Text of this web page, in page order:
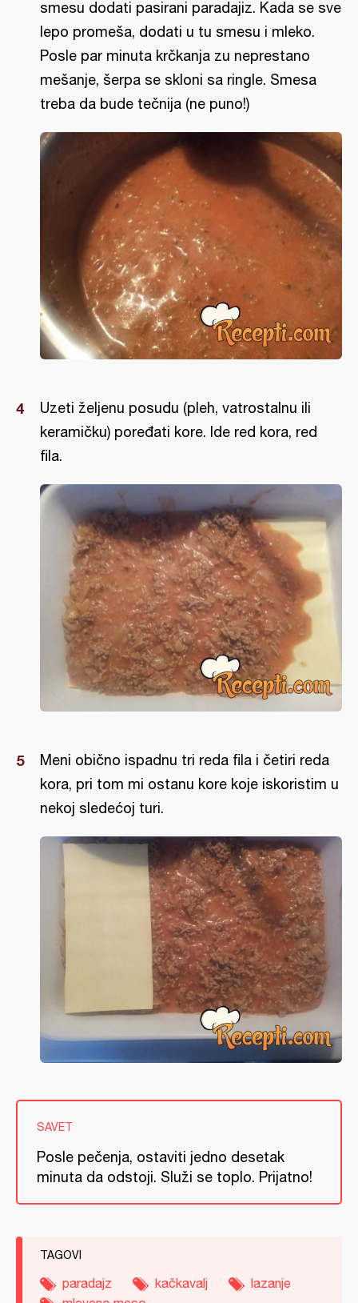
smesu dodati pasirani paradajiz. Kada se sve
lepo promeša, dodati u tu smesu i mleko.
Posle par minuta krčkanja zu neprestano
mešanje, šerpa se skloni sa ringle. Smesa
treba da bude tečnija (ne puno!)
Uzeti željenu posudu (pleh, vatrostalnu ili
keramičku) poređati kore. Ide red kora, red
fila.
Meni obično ispadnu tri reda fila i četiri reda
kora, pri tom mi ostanu kore koje iskoristim u
nekoj sledećoj turi.
SAVET
Posle pečenja, ostaviti jedno desetak
minuta da odstoji. Služi se toplo. Prijatno!
TAGOVI
paradajz kačkavalj
lazanje